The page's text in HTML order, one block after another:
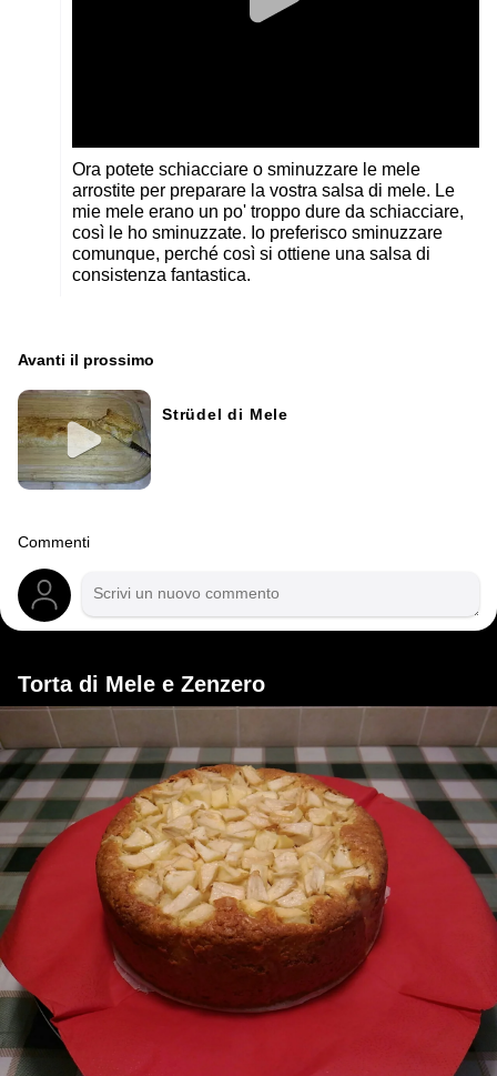
Ora potete schiacciare o sminuzzare le mele
arrostite per preparare la vostra salsa di mele. Le
mie mele erano un po' troppo dure da schiacciare,
così le ho sminuzzate. Io preferisco sminuzzare
comunque, perché così si ottiene una salsa di
consistenza fantastica.
Avanti il ​​prossimo
Strüdel di Mele
Commenti
Torta di Mele e Zenzero